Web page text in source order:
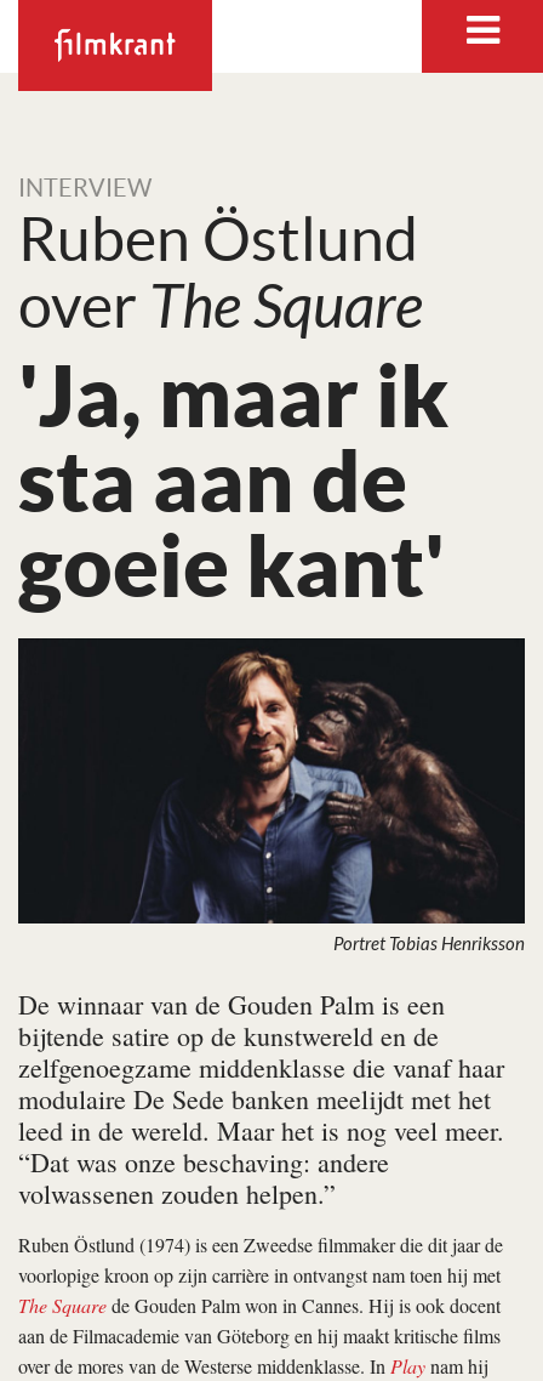
INTERVIEW
Ruben Östlund
over The Square
'Ja, maar ik
sta aan de
goeie kant'
Portret Tobias Henriksson
De winnaar van de Gouden Palm is een
bijtende satire op de kunstwereld en de
zelfgenoegzame middenklasse die vanaf haar
modulaire De Sede banken meelijdt met het
leed in de wereld. Maar het is nog veel meer.
“Dat was onze beschaving: andere
volwassenen zouden helpen.”
Ruben Östlund (1974) is een Zweedse filmmaker die dit jaar de
voorlopige kroon op zijn carrière in ontvangst nam toen hij met
The Squarede Gouden Palm won in Cannes. Hij is ook docent
aan de Filmacademie van Göteborg en hij maakt kritische films
over de mores van de Westerse middenklasse. InPlaynam hij